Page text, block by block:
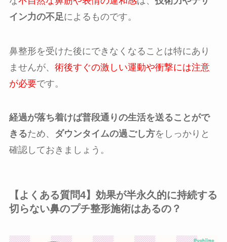
イン力の不足によるものです。
鼻整形を受けた後にできなくなることは特にあり
ませんが、 術後すぐの激しい運動や衝撃には注意
が必要です。
経過が落ち着けば普段通りの生活を送ることがで
きるため、 ダウンタイムの過ごし方をしっかりと
確認しておきましょう。
【よくある質問4】効果が半永久的に持続する
切らない鼻のプチ整形施術はあるの？